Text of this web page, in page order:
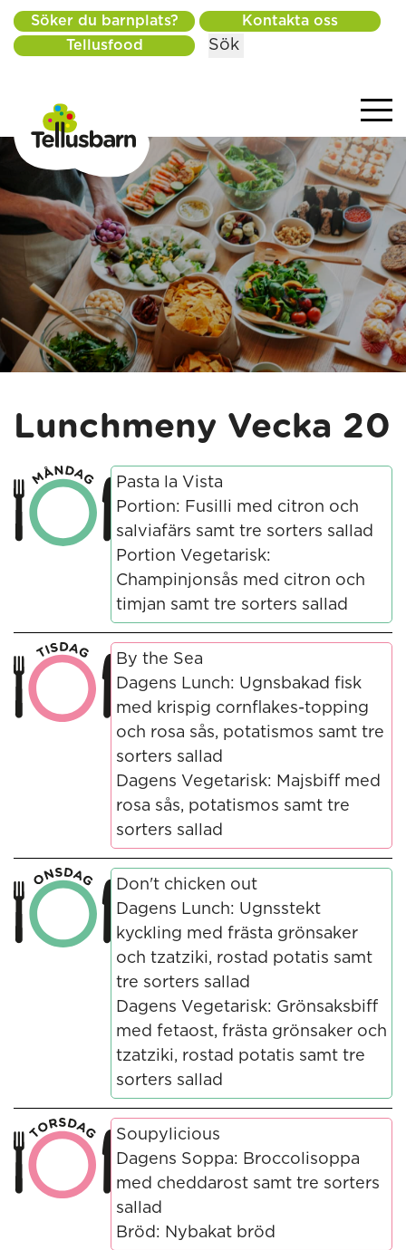
Söker du barnplats?
Kontakta oss
Tellusfood
Sök
Lunchmeny Vecka 20
Pasta la Vista
Portion: Fusilli med citron och
salviafärs samt tre sorters sallad
Portion Vegetarisk:
Champinjonsås med citron och
timjan samt tre sorters sallad
By the Sea
Dagens Lunch: Ugnsbakad fisk
med krispig cornflakes-topping
och rosa sås, potatismos samt tre
sorters sallad
Dagens Vegetarisk: Majsbiff med
rosa sås, potatismos samt tre
sorters sallad
Don't chicken out
Dagens Lunch: Ugnsstekt
kyckling med frästa grönsaker
och tzatziki, rostad potatis samt
tre sorters sallad
Dagens Vegetarisk: Grönsaksbiff
med fetaost, frästa grönsaker och
tzatziki, rostad potatis samt tre
sorters sallad
Soupylicious
Dagens Soppa: Broccolisoppa
med cheddarost samt tre sorters
sallad
Bröd: Nybakat bröd